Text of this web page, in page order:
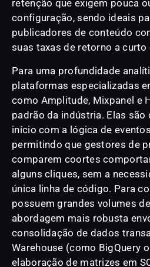
retenção que exigem pouca
configuração, sendo ideais
publicadores de conteúdo
suas taxas de retorno a curto
Para uma profundidade
plataformas especializadas
como Amplitude, Mixpanel e
padrão da indústria. Elas são
início com a lógica de
permitindo que gestores de
comparem coortes
alguns cliques, sem a
única linha de código. Para
possuem grandes volumes
abordagem mais robusta
consolidação de dados
Warehouse (como BigQuery
elaboração de matrizes em